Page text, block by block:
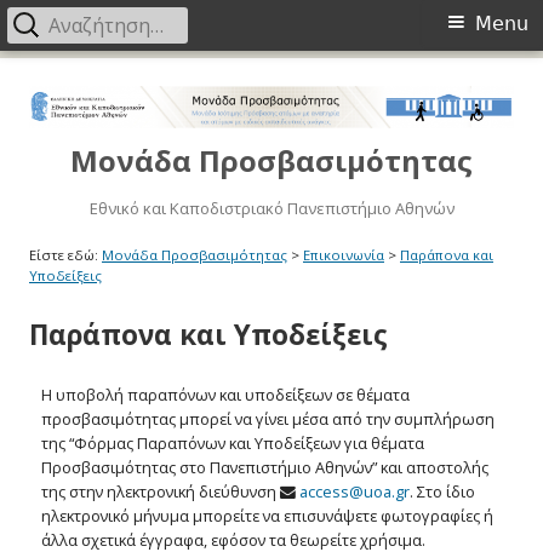
Μονάδα Προσβασιμότητας
Εθνικό και Καποδιστριακό Πανεπιστήμιο Αθηνών
Menu
Είστε εδώ: Μονάδα Προσβασιμότητας > Επικοινωνία > Παράπονα και
Υποδείξεις
Παράπονα και Υποδείξεις
Η υποβολή παραπόνων και υποδείξεων σε θέματα
προσβασιμότητας μπορεί να γίνει μέσα από την συμπλήρωση
της “Φόρμας Παραπόνων και Υποδείξεων για θέματα
Προσβασιμότητας στο Πανεπιστήμιο Αθηνών” και αποστολής
της στην ηλεκτρονική διεύθυνση
access@uoa.gr. Στο ίδιο
ηλεκτρονικό μήνυμα μπορείτε να επισυνάψετε φωτογραφίες ή
άλλα σχετικά έγγραφα, εφόσον τα θεωρείτε χρήσιμα.